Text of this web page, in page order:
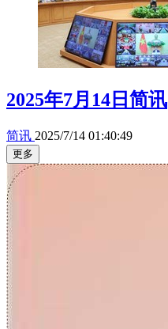
2025年7月14日简讯
简讯 2025/7/14 01:40:49
更多